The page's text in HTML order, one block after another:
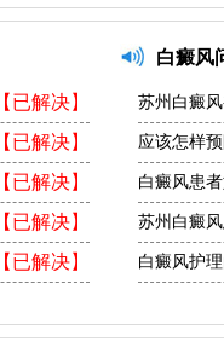
【已解决】
【已解决】
【已解决】
【已解决】
【已解决】
白癜风
苏州白癜
应该怎样
白癜风患
苏州白癜
白癜风护